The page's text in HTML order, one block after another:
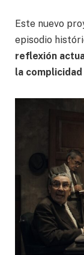
Este nuevo
episodio
reflexión
la